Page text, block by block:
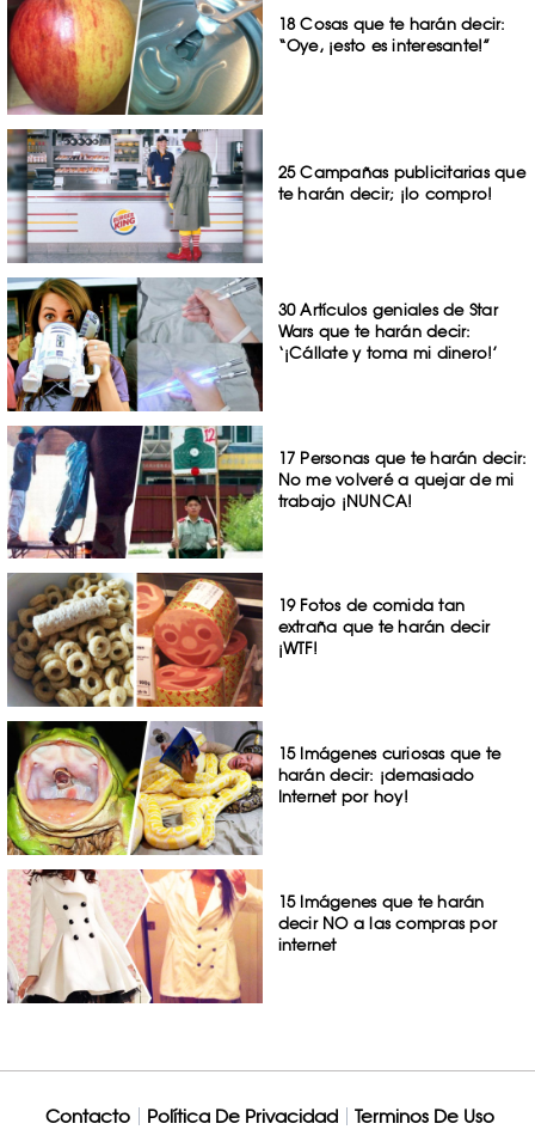
18 Cosas que te harán decir:
“Oye, ¡esto es interesante!”
25 Campañas publicitarias que
te harán decir; ¡lo compro!
30 Artículos geniales de Star
Wars que te harán decir:
‘¡Cállate y toma mi dinero!’
17 Personas que te harán decir:
No me volveré a quejar de mi
trabajo ¡NUNCA!
19 Fotos de comida tan
extraña que te harán decir
¡WTF!
15 Imágenes curiosas que te
harán decir: ¡demasiado
Internet por hoy!
15 Imágenes que te harán
decir NO a las compras por
internet
Contacto Política De Privacidad Terminos De Uso